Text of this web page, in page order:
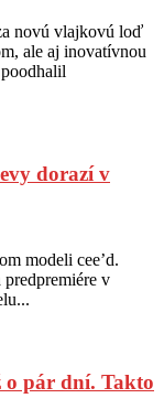
novú vlajkovú loď
ale aj inovatívnou
dorazí v
modeli cee’d.
v
o pár dní. Takto